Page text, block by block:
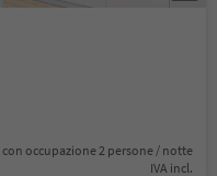
con occupazione 2 persone / notte
IVA incl.